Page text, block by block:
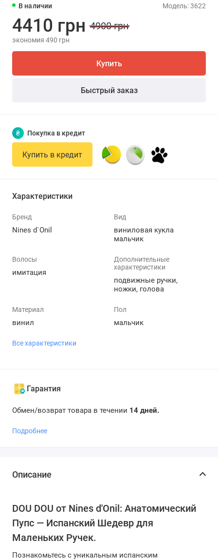
В наличии Модель: 3622
4410 грн 4900 грн
экономия 490 грн
Купить
Быстрый заказ
₴ Покупка в кредит
Купить в кредит
Характеристики
Бренд
Nines d`Onil
Вид
виниловая кукла
мальчик
Волосы
имитация
Дополнительные
характеристики
подвижные ручки,
ножки, голова
Материал
винил
Пол
мальчик
Все характеристики
Гарантия
Обмен/возврат товара в течении 14 дней.
Подробнее
Описание
DOU DOU от Nines d'Onil: Анатомический
Пупс — Испанский Шедевр для
Маленьких Ручек.
Познакомьтесь с уникальным испанским